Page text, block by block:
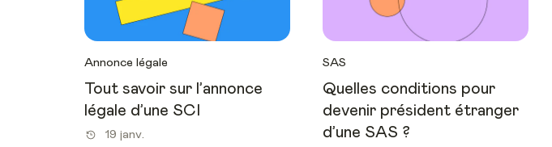
Annonce légale
Tout savoir sur l’annonce
légale d’une SCI
19 janv.
SAS
Quelles conditions pour
devenir président étranger
d’une SAS ?